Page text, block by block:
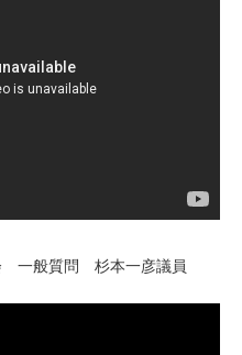
一般質問 杉本一彦議員